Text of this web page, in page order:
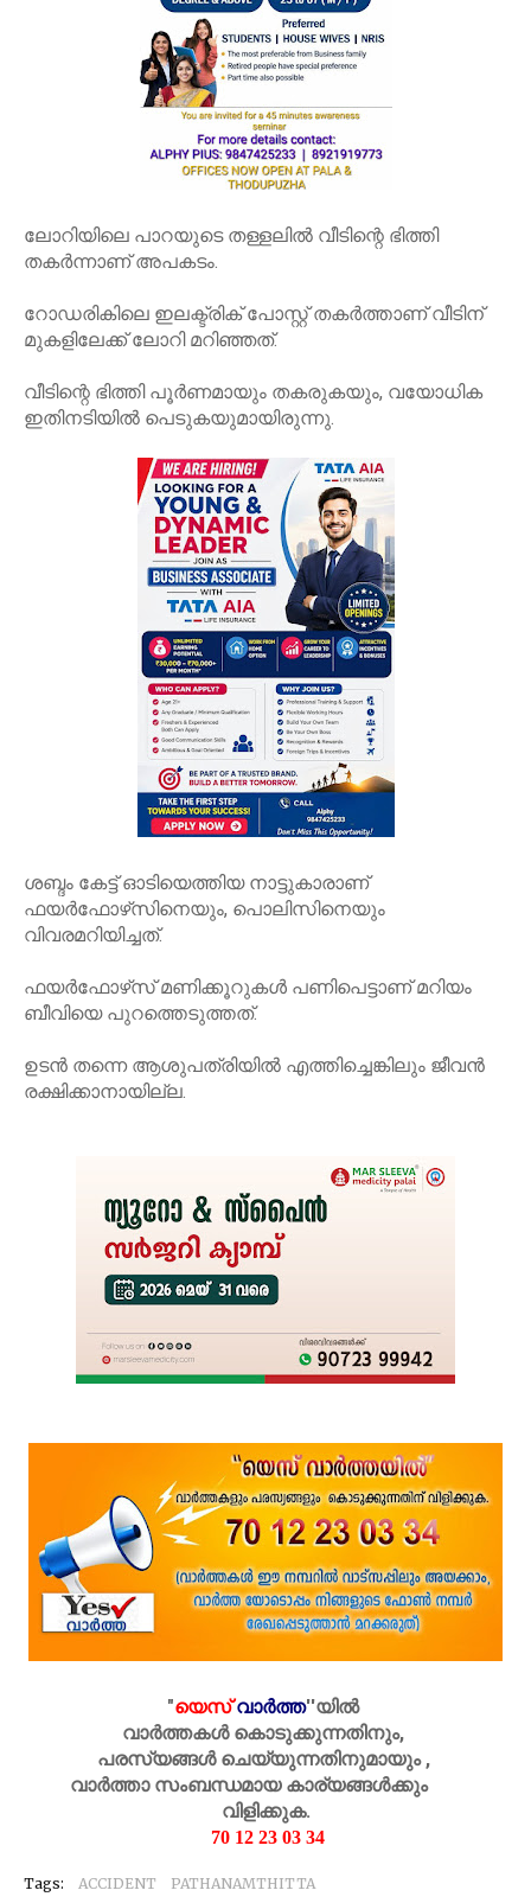
ലോറിയിലെ പാറയുടെ തള്ളലില്‍ വീടിന്റെ ഭിത്തി
തകര്‍ന്നാണ് അപകടം.
റോഡരികിലെ ഇലക്ട്രിക് പോസ്റ്റ് തകര്‍ത്താണ് വീടിന്
മുകളിലേക്ക് ലോറി മറിഞ്ഞത്.
വീടിന്റെ ഭിത്തി പൂര്‍ണമായും തകരുകയും, വയോധിക
ഇതിനടിയില്‍ പെടുകയുമായിരുന്നു.
ശബ്ദം കേട്ട് ഓടിയെത്തിയ നാട്ടുകാരാണ്
ഫയര്‍ഫോഴ്‌സിനെയും, പൊലിസിനെയും
വിവരമറിയിച്ചത്.
ഫയര്‍ഫോഴ്‌സ് മണിക്കൂറുകള്‍ പണിപെട്ടാണ് മറിയം
ബീവിയെ പുറത്തെടുത്തത്.
ഉടന്‍ തന്നെ ആശുപത്രിയില്‍ എത്തിച്ചെങ്കിലും ജീവന്‍
രക്ഷിക്കാനായില്ല.
"യെസ് വാർത്ത''യിൽ
വാർത്തകൾ കൊടുക്കുന്നതിനും,
പരസ്യങ്ങൾ ചെയ്യുന്നതിനുമായും ,
വാർത്താ സംബന്ധമായ കാര്യങ്ങൾക്കും
വിളിക്കുക.
70 12 23 03 34
Tags: ACCIDENT PATHANAMTHITTA